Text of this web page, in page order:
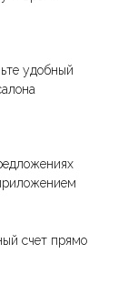
удобный
счет прямо